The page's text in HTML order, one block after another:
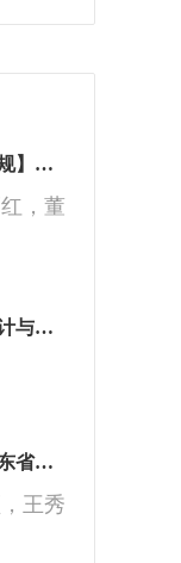
大学语文【河南省规】【本科】
，董
幼儿园教育活动设计与指导（第2版）【广东省规】
居住空间设计【山东省规】
王秀